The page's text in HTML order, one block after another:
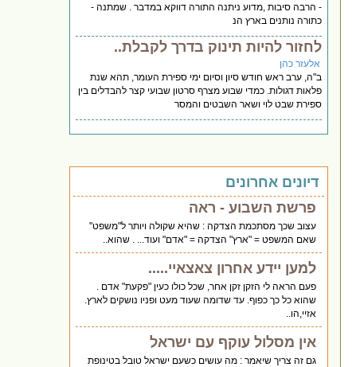
- הרבה סיבות ,מדוע ניתנה התורה דווקא במדבר . שמתנה -
כתורה נותנים בארץ הנ
לחזור להיות תינוק בדרך לקבלת..
אלעזר כהן
ב"ה, ערב ראש חודש סיון וסיום ימי ספירת העומר, תהא שנת
פלאות דגולות. כמדי שבוע מצרף סרטון שבועי קצר להבדלים בין
ספירת שבט לוי ושאר השבטים והמסר
דיונים אחרונים
פרשת השבוע - ראה
עצוב שכך מסתכמת הצדקה : שהיא שקולה ויותר ל"משפט"
שאם המשפט = "ארץ" הצדקה = "אדם" ועוד... . שהוא..
למען יידע אחרון צאצאיי.....
פעם הראה לי הזקן זקן אחר, שכל כולו כעין "פקעת" אדם .
שהוא כל כך כפוף. עד שדומה שעוד מעט ופניו נושקים לארץ.
אזיי,הו..
אין מסלול עוקף עם ישראל
גם זה צריך שיאמר : מה עושים כשעם ישראל טובל בטינופת